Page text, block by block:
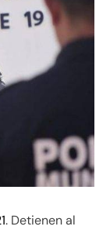
. Detienen al